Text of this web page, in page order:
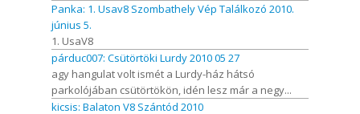
Panka: 1. Usav8 Szombathely Vép Találkozó 2010.
június 5.
1. UsaV8
párduc007: Csütörtöki Lurdy 2010 05 27
agy hangulat volt ismét a Lurdy-ház hátsó
parkolójában csütörtökön, idén lesz már a negy...
kicsis: Balaton V8 Szántód 2010